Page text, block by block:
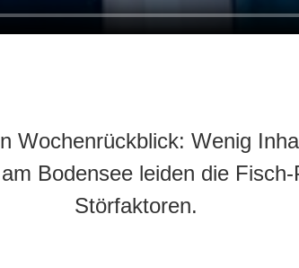
Wochenrückblick: Wenig
Bodensee leiden die
Störfaktoren.